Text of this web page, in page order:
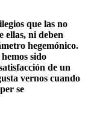
que las no
ellas, ni deben
hegemónico.
sido
de un
vernos cuando
se